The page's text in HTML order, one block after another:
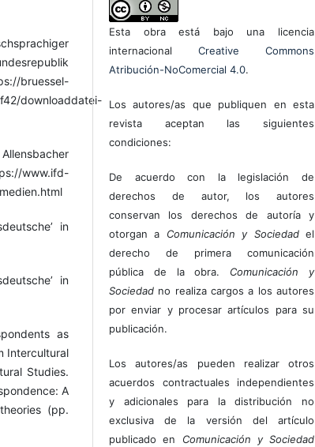
bruessel-
downloaddatei-
in
in
as
Intercultural
Studies.
A
(pp.
Esta obra está bajo una licencia
internacional Creative Commons
Atribución-NoComercial 4.0.
Los autores/as que publiquen en esta
revista aceptan las siguientes
condiciones:
De acuerdo con la legislación de
derechos de autor, los autores
conservan los derechos de autoría y
otorgan a Comunicación y Sociedadel
derecho de primera comunicación
pública de la obra. Comunicación y
Sociedad no realiza cargos a los autores
por enviar y procesar artículos para su
publicación.
Los autores/as pueden realizar otros
acuerdos contractuales independientes
y adicionales para la distribución no
exclusiva de la versión del artículo
publicado en Comunicación y Sociedad